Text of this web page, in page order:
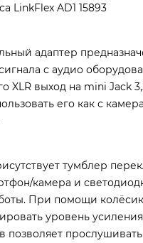
LinkFlex AD1 15893
адаптер
с аудио
XLR выход на mini Jack
его как с
тумблер
камера и
При помощи
уровень
позволяет прослушивать